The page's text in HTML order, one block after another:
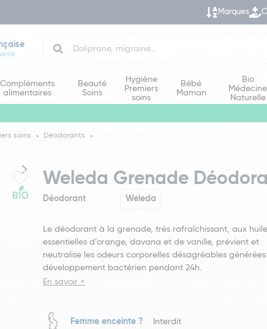
Marques
Compléments
alimentaires
Beauté
Soins
Hygiène
Premiers
soins
Bébé
Maman
Bio
Médecine
Naturelle
soins Déodorants
Weleda Grenade
Déodorant Weleda
Le déodorant à la grenade, très rafraîchissant, aux
essentielles d’orange, davana et de vanille, prévient et
neutralise les odeurs corporelles désagréables
développement bactérien pendant 24h.
En savoir +
Femme enceinte ? Interdit